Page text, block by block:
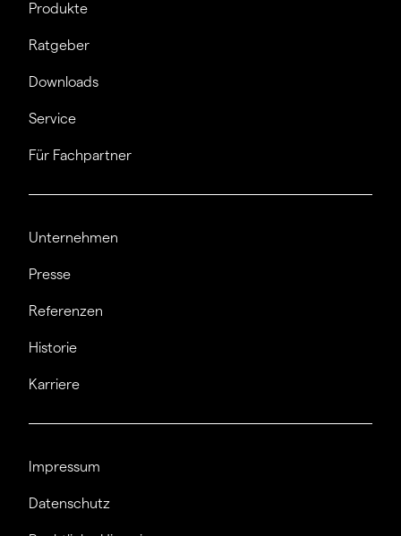
Produkte
Ratgeber
Downloads
Service
Für Fachpartner
Unternehmen
Presse
Referenzen
Historie
Karriere
Impressum
Datenschutz